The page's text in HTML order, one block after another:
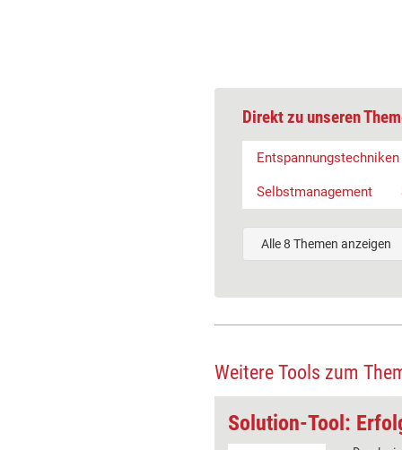
Direkt zu unseren
Entspannungstechniken
Selbstmanagement
Alle 8 Themen anzeigen
Weitere Tools zum
Solution-Tool: